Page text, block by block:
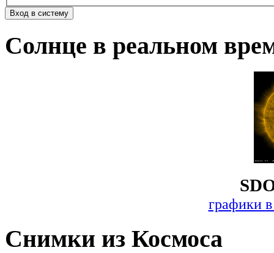
Солнце в реальном
графики
Снимки из Космоса